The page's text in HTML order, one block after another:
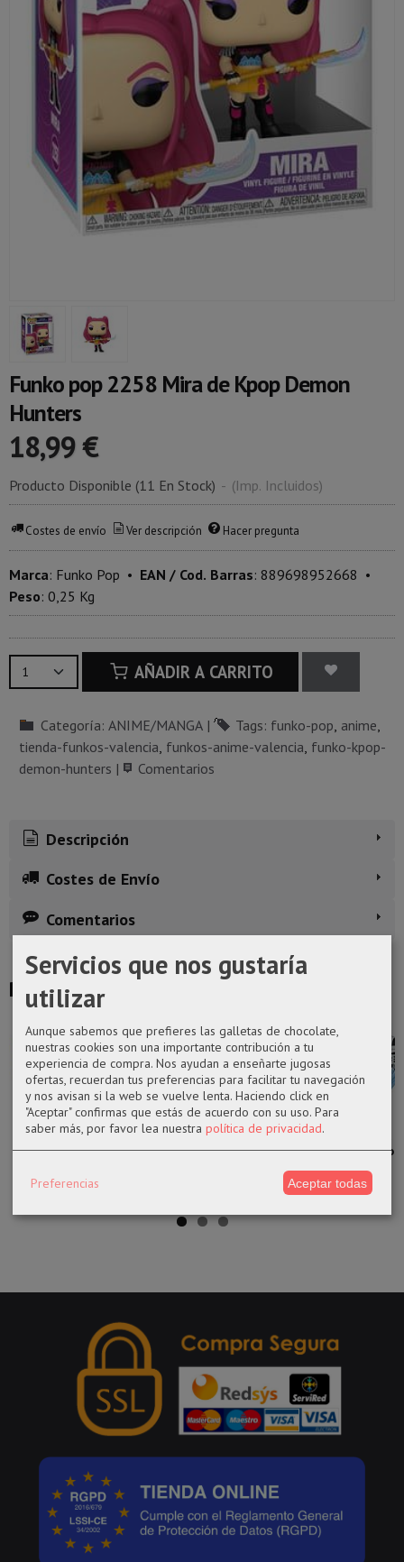
Funko pop 2258 Mira de Kpop Demon
Hunters
18,99 €
Producto Disponible (11 En Stock) - (Imp. Incluidos)
Costes de envío Ver descripción Hacer pregunta
Marca: Funko Pop • EAN / Cod. Barras: 889698952668 •
Peso: 0,25 Kg
AÑADIR A CARRITO
Categoría: ANIME/MANGA | Tags: funko-pop anime
tienda-funkos-valencia funkos-anime-valencia funko-kpop-
demon-hunters | Comentarios
Descripción
Costes de Envío
Comentarios
Productos Relacionados
Figura pop
1137 Rahzar
Las Tortugas...
14,50 €
Funko pop
1144 Chani de
la película...
Funko 1193
Yennefer de la
serie The...
14,50 €
Funko pop
Iida exclusivo...
22,99 €
Servicios que nos gustaría
utilizar
Aunque sabemos que prefieres las galletas de chocolate,
nuestras cookies son una importante contribución a tu
experiencia de compra. Nos ayudan a enseñarte jugosas
ofertas, recuerdan tus preferencias para facilitar tu navegación
y nos avisan si la web se vuelve lenta. Haciendo click en
"Aceptar" confirmas que estás de acuerdo con su uso. Para
saber más, por favor lea nuestra política de privacidad.
Preferencias Aceptar todas